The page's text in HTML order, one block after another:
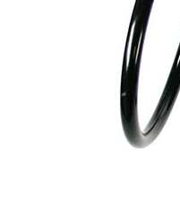
Tvar
pružiny
Vnější
průměr
Doplňkový
výrobek/
doplňkové
info